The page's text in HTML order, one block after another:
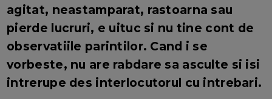
agitat, neastamparat, rastoarna sau
pierde lucruri, e uituc si nu tine cont de
observatiile parintilor. Cand i se
vorbeste, nu are rabdare sa asculte si isi
intrerupe des interlocutorul cu intrebari.